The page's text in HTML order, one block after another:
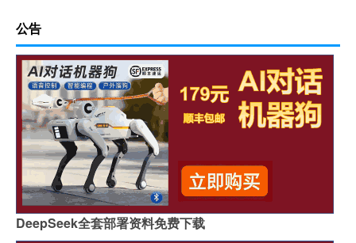
公告
DeepSeek全套部署资料免费下载